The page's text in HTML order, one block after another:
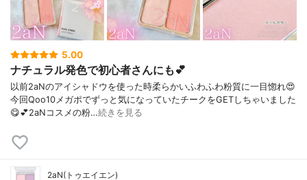
5.00
ナチュラル発色で初心者さんにも💕
以前2aNのアイシャドウを使った時柔らかいふわふわ粉質に一目惚れ😍⁡
今回Qoo10メガポでずっと気になっていたチークをGETしちゃいました
😋💕⁡2aNコスメの粉…続きを見る
2aN(トゥエイエン)